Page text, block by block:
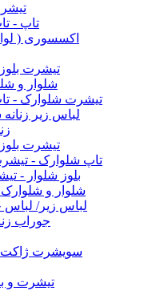
تاپ -
اکسسوری (
تیشرت
شلوار و
تیشرت شلوارک -
لباس زیر
تیشرت
تاپ شلوارک -
بلوز شلوار -
شلوار و
لباس زیر/ لباس
جوراب
سویشرت ژاکت
تیشرت و